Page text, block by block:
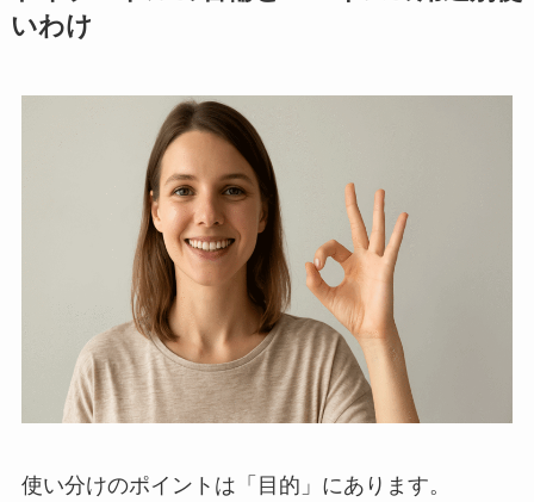
いわけ
使い分けのポイントは「目的」にあります。